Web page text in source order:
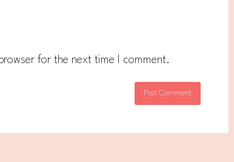
for the next time I comment.